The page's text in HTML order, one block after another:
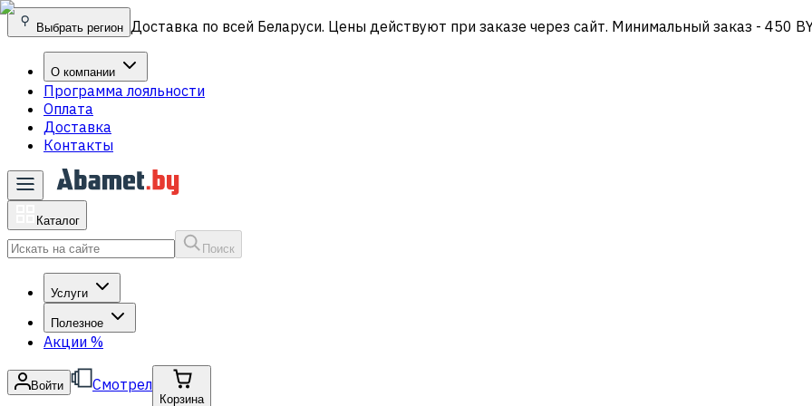
Выбрать регион Доставка по всей Беларуси. Цены действуют при заказе через сайт. Минимальный заказ - 450
О компании
Программа лояльности
Оплата
Доставка
Контакты
Каталог
Поиск
Услуги
Полезное
Акции %
Войти Смотрел
Корзина